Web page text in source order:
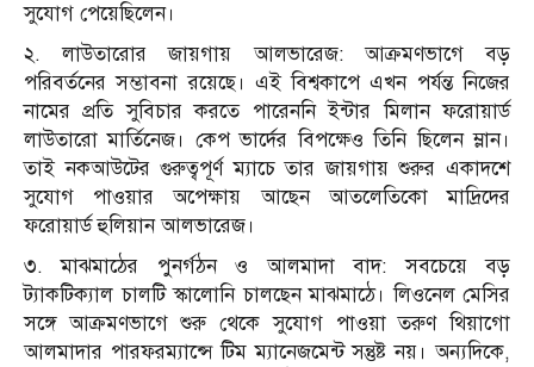
সুযোগ পেয়েছিলেন।
২. লাউতারোর জায়গায় আলভারেজ: আক্রমণভাগে বড়
পরিবর্তনের সম্ভাবনা রয়েছে। এই বিশ্বকাপে এখন পর্যন্ত নিজের
নামের প্রতি সুবিচার করতে পারেননি ইন্টার মিলান ফরোয়ার্ড
লাউতারো মার্তিনেজ। কেপ ভার্দের বিপক্ষেও তিনি ছিলেন ম্লান।
তাই নকআউটের গুরুত্বপূর্ণ ম্যাচে তার জায়গায় শুরুর একাদশে
সুযোগ পাওয়ার অপেক্ষায় আছেন আতলেতিকো মাদ্রিদের
ফরোয়ার্ড হুলিয়ান আলভারেজ।
৩. মাঝমাঠের পুনর্গঠন ও আলমাদা বাদ: সবচেয়ে বড়
ট্যাকটিক্যাল চালটি স্কালোনি চালছেন মাঝমাঠে। লিওনেল মেসির
সঙ্গে আক্রমণভাগে শুরু থেকে সুযোগ পাওয়া তরুণ থিয়াগো
আলমাদার পারফরম্যান্সে টিম ম্যানেজমেন্ট সন্তুষ্ট নয়। অন্যদিকে,